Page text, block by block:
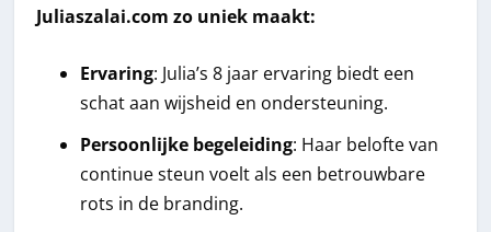
Juliaszalai.com zo uniek maakt:
Ervaring: Julia’s 8 jaar ervaring biedt een
schat aan wijsheid en ondersteuning.
Persoonlijke begeleiding: Haar belofte van
continue steun voelt als een betrouwbare
rots in de branding.